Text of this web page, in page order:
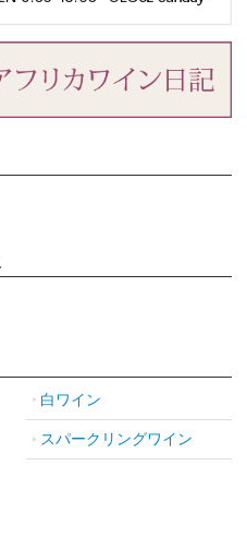
白ワイン
スパークリングワイン